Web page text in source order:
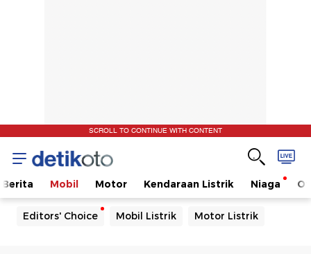
SCROLL TO CONTINUE WITH CONTENT
Berita Mobil Motor Kendaraan Listrik Niaga
Editors' Choice Mobil Listrik Motor Listrik